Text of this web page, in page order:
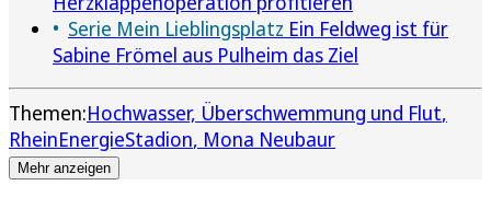
Serie Mein Lieblingsplatz Ein Feldweg ist für
Sabine Frömel aus Pulheim das Ziel
Themen:Hochwasser, Überschwemmung und Flut
RheinEnergieStadion Mona Neubaur
Mehr anzeigen